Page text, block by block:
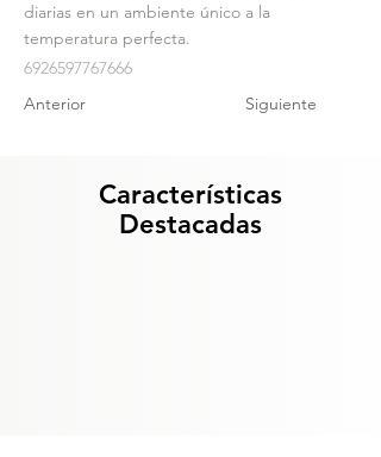
diarias en un ambiente único a la
temperatura perfecta.
6926597767666
Anterior
Siguiente
Características
Destacadas